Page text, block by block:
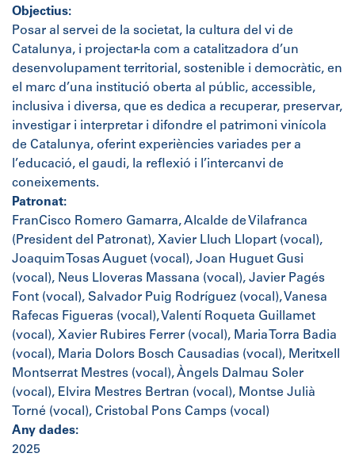
Objectius:
Posar al servei de la societat, la cultura del vi de
Catalunya, i projectar-la com a catalitzadora d’un
desenvolupament territorial, sostenible i democràtic, en
el marc d’una institució oberta al públic, accessible,
inclusiva i diversa, que es dedica a recuperar, preservar,
investigar i interpretar i difondre el patrimoni vinícola
de Catalunya, oferint experiències variades per a
l’educació, el gaudi, la reflexió i l’intercanvi de
coneixements.
Patronat:
FranCisco Romero Gamarra, Alcalde de Vilafranca
(President del Patronat), Xavier Lluch Llopart (vocal),
Joaquim Tosas Auguet (vocal), Joan Huguet Gusi
(vocal), Neus Lloveras Massana (vocal), Javier Pagés
Font (vocal), Salvador Puig Rodríguez (vocal), Vanesa
Rafecas Figueras (vocal), Valentí Roqueta Guillamet
(vocal), Xavier Rubires Ferrer (vocal), Maria Torra Badia
(vocal), Maria Dolors Bosch Causadias (vocal), Meritxell
Montserrat Mestres (vocal), Àngels Dalmau Soler
(vocal), Elvira Mestres Bertran (vocal), Montse Julià
Torné (vocal), Cristobal Pons Camps (vocal)
Any dades:
2025